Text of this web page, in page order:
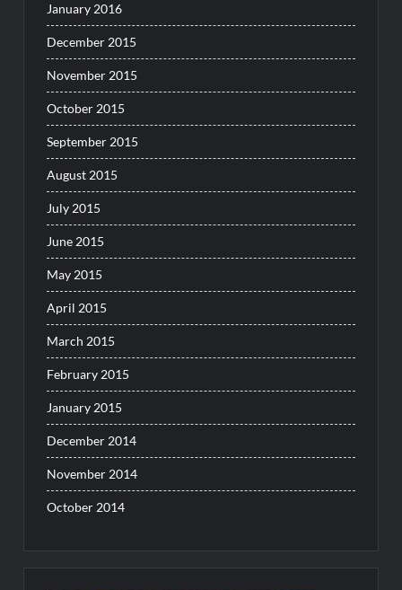
January 2016
December 2015
November 2015
October 2015
September 2015
August 2015
July 2015
June 2015
May 2015
April 2015
March 2015
February 2015
January 2015
December 2014
November 2014
October 2014